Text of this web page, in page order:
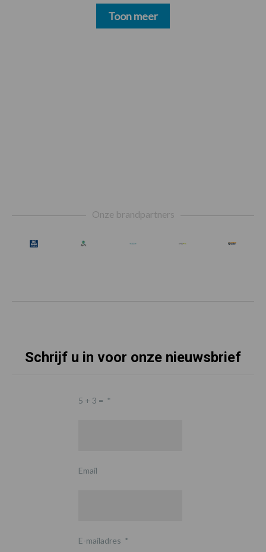
Toon meer
Onze brandpartners
Schrijf u in voor onze nieuwsbrief
5 + 3 = *
Email
E-mailadres *